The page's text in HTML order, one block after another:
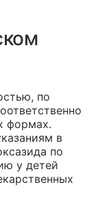
по
формах.
в
по
у детей